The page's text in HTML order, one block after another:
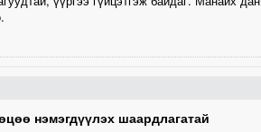
нэмэгдүүлэх шаардлагатай